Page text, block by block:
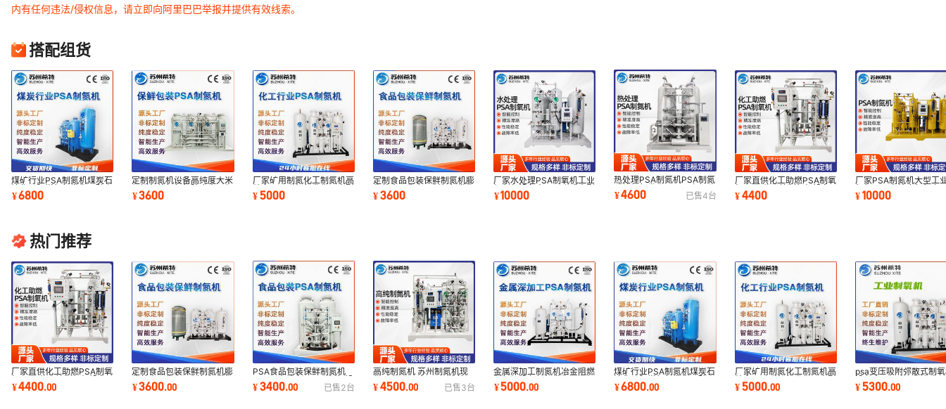
内有任何违法/侵权信息，请立即向阿里巴巴举报并提供有效线索。
搭配组货
煤矿行业PSA制氮机煤炭石
油化工阻燃氮气发生器矿山
化工psa制氮机
¥6800
定制制氮机设备高纯度大米
保鲜包装氮气机防腐食品保
鲜包装制氮机
¥3600
厂家矿用制氮化工制氮机高
纯变压吸附氮气发生器大型
石油氮气机
¥5000
定制食品包装保鲜制氮机膨
化装食品生产用制氮气发生
器制氮机厂家
¥3600
厂家水处理PSA制氧机工业
级制氧设备变压吸附式大型
工业制氧机
¥10000
热处理PSA制氮机PSA制氮
系统氮气发生器PSA空气分
离设备厂家批发
¥4600 已售4台
厂家直供化工助燃PSA制氧
机 PSA分子筛制氧机设备
工业氧气机批发
¥4400
厂家PSA制氮机大型工
氮机PSA高纯度氮气变
附制氮机设备
¥10000
热门推荐
厂家直供化工助燃PSA制氧
机 PSA分子筛制氧机设备
工业氧气机批发
¥4400.00
定制食品包装保鲜制氮机膨
化装食品生产用制氮气发生
器制氮机厂家
¥3600.00
PSA食品包装保鲜制氮机
99.99高纯变压吸附制氮设
备小型制氮机厂家
¥3400.00 已售2台
高纯制氮机 苏州制氮机现
货厂家 PSA变压吸附制氮
机空气分离设备
¥4500.00 已售3台
金属深加工制氮机冶金阻燃
制氮机设备氮气发生器深加
工制氮机厂家
¥5000.00
煤矿行业PSA制氮机煤炭石
油化工阻燃氮气发生器矿山
化工psa制氮机
¥6800.00
厂家矿用制氮化工制氮机高
纯变压吸附氮气发生器大型
石油氮气机
¥5000.00
psa变压吸附弥散式制
设备高原酒店用制氧机
工业制氧机厂家
¥5300.00